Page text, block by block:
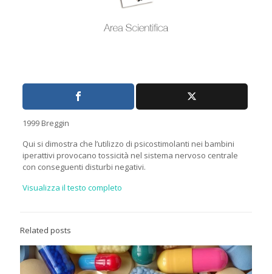
1999 Breggin
Qui si dimostra che l’utilizzo di psicostimolanti nei bambini
iperattivi provocano tossicità nel sistema nervoso centrale
con conseguenti disturbi negativi.
Visualizza il testo completo
Related posts